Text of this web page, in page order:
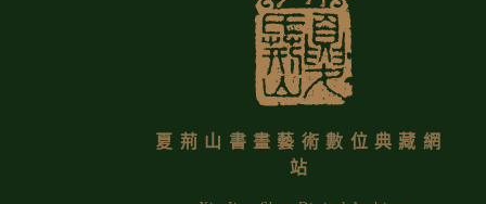
夏荊山書畫藝術數位典藏網
站